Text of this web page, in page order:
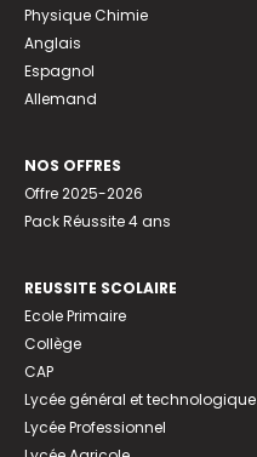
Physique Chimie
Anglais
Espagnol
Allemand
NOS OFFRES
Offre 2025-2026
Pack Réussite 4 ans
REUSSITE SCOLAIRE
Ecole Primaire
Collège
CAP
Lycée général et technologique
Lycée Professionnel